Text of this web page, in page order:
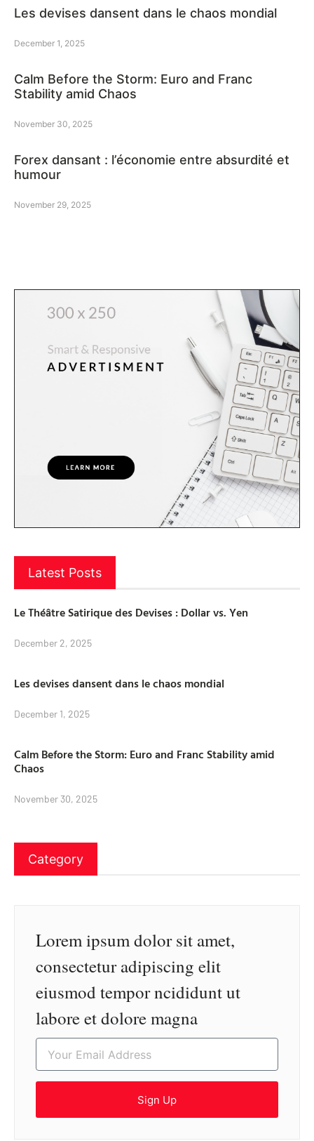
Les devises dansent dans le chaos mondial
December 1, 2025
Calm Before the Storm: Euro and Franc
Stability amid Chaos
November 30, 2025
Forex dansant : l’économie entre absurdité et
humour
November 29, 2025
Latest Posts
Le Théâtre Satirique des Devises : Dollar vs. Yen
December 2, 2025
Les devises dansent dans le chaos mondial
December 1, 2025
Calm Before the Storm: Euro and Franc Stability amid
Chaos
November 30, 2025
Category
Lorem ipsum dolor sit amet,
consectetur adipiscing elit
eiusmod tempor ncididunt ut
labore et dolore magna
Sign Up